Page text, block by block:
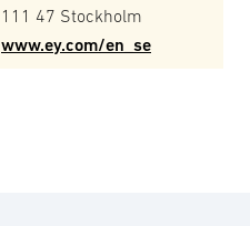
111 47 Stockholm
www.ey.com/en_se